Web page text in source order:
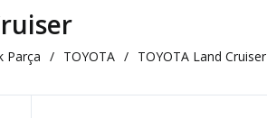
Parça TOYOTA TOYOTA Land Cruiser